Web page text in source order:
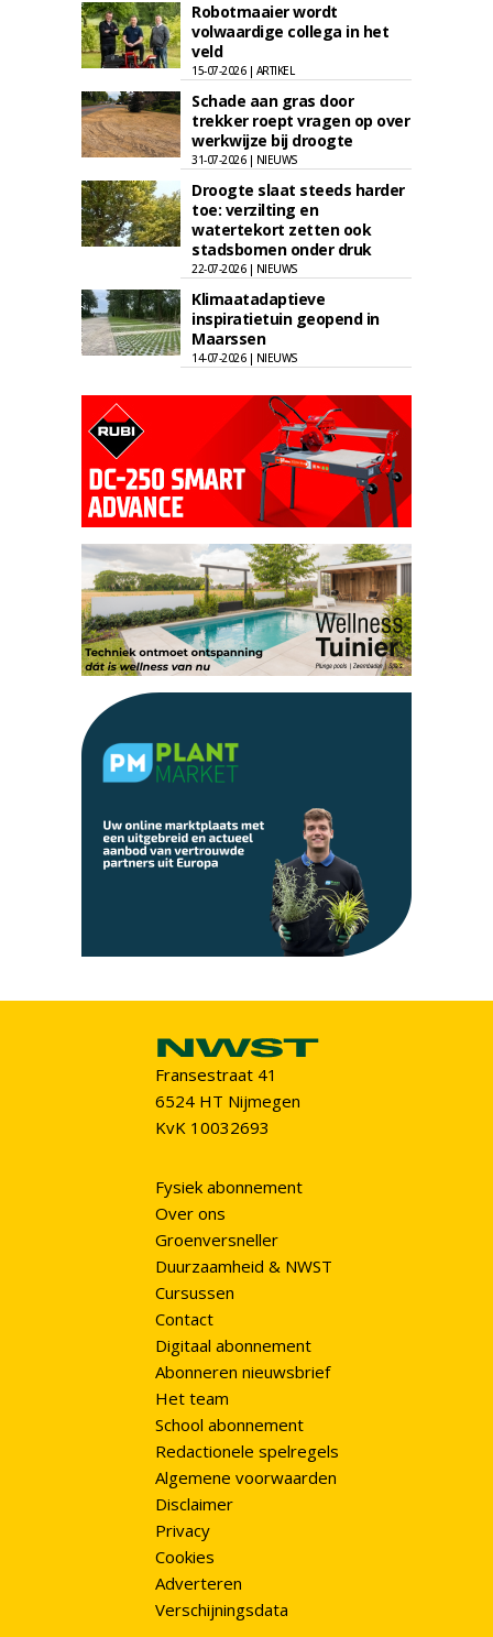
Robotmaaier wordt
volwaardige collega in het
veld
15-07-2026 | ARTIKEL
Schade aan gras door
trekker roept vragen op over
werkwijze bij droogte
31-07-2026 | NIEUWS
Droogte slaat steeds harder
toe: verzilting en
watertekort zetten ook
stadsbomen onder druk
22-07-2026 | NIEUWS
Klimaatadaptieve
inspiratietuin geopend in
Maarssen
14-07-2026 | NIEUWS
Fransestraat 41
6524 HT Nijmegen
KvK 10032693
Fysiek abonnement
Over ons
Groenversneller
Duurzaamheid & NWST
Cursussen
Contact
Digitaal abonnement
Abonneren nieuwsbrief
Het team
School abonnement
Redactionele spelregels
Algemene voorwaarden
Disclaimer
Privacy
Cookies
Adverteren
Verschijningsdata